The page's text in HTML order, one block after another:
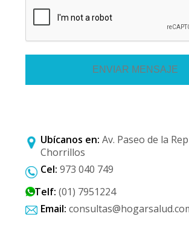
Ubícanos en:Av. Paseo de la
Chorrillos
Cel: 973 040 749
Telf: (01) 7951224
Email: